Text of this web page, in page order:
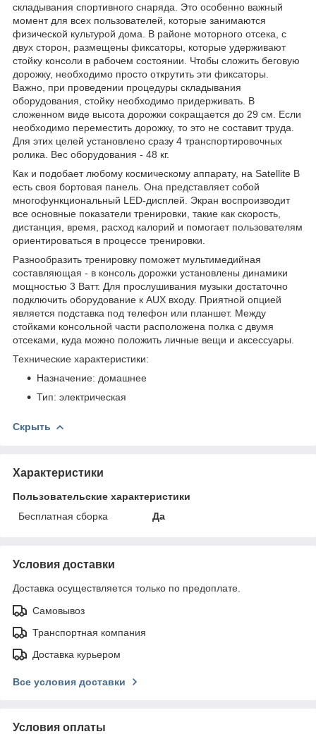
складывания спортивного снаряда. Это особенно важный
момент для всех пользователей, которые занимаются
физической культурой дома. В районе моторного отсека, с
двух сторон, размещены фиксаторы, которые удерживают
стойку консоли в рабочем состоянии. Чтобы сложить беговую
дорожку, необходимо просто открутить эти фиксаторы.
Важно, при проведении процедуры складывания
оборудования, стойку необходимо придерживать. В
сложенном виде высота дорожки сокращается до 29 см. Если
необходимо переместить дорожку, то это не составит труда.
Для этих целей установлено сразу 4 транспортировочных
ролика. Вес оборудования - 48 кг.
Как и подобает любому космическому аппарату, на Satellite B
есть своя бортовая панель. Она представляет собой
многофункциональный LED-дисплей. Экран воспроизводит
все основные показатели тренировки, такие как скорость,
дистанция, время, расход калорий и помогает пользователям
ориентироваться в процессе тренировки.
Разнообразить тренировку поможет мультимедийная
составляющая - в консоль дорожки установлены динамики
мощностью 3 Ватт. Для прослушивания музыки достаточно
подключить оборудование к AUX входу. Приятной опцией
является подставка под телефон или планшет. Между
стойками консольной части расположена полка с двумя
отсеками, куда можно положить личные вещи и аксессуары.
Технические характеристики:
Назначение: домашнее
Тип: электрическая
Скрыть
Характеристики
Пользовательские характеристики
Бесплатная сборка
Да
Условия доставки
Доставка осуществляется только по предоплате.
Самовывоз
Транспортная компания
Доставка курьером
Все условия доставки
Условия оплаты